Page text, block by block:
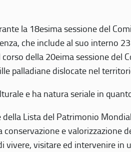
la 18esima sessione del
che include al suo interno
della 20eima sessione del
palladiane dislocate nel
e ha natura seriale in
della Lista del Patrimonio
conservazione e valorizzazione
vivere, visitare ed intervenire